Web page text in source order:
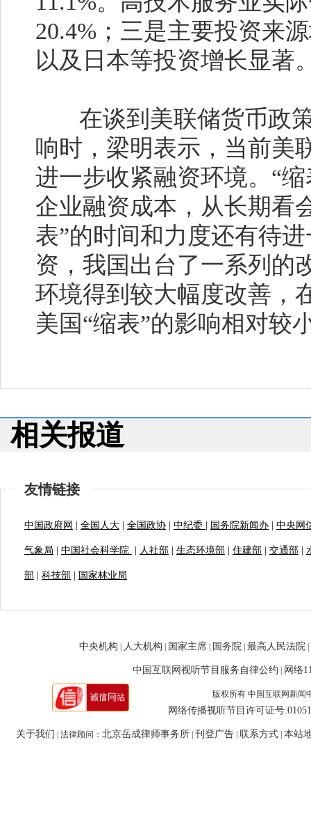
20.4%；三是主要投资来
以及日本等投资增长显著
在谈到美联储货币政策
响时，梁明表示，当前美
进一步收紧融资环境。“
企业融资成本，从长期看
表”的时间和力度还有待
资，我国出台了一系列的
环境得到较大幅度改善，
美国“缩表”的影响相对较
相关报道